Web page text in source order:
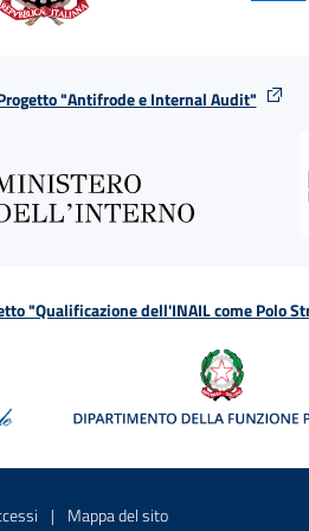
"Antifrode e Internal Audit"
"Qualificazione dell'INAIL come Polo
una nuova finestra
Sito interno - Apre in una nuova
Mappa del sitoSito interno - Apre